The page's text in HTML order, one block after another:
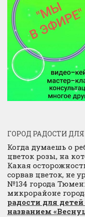
ГОРОД РАДОСТИ
Когда думаешь о
цветок розы, на
Какая
сорвав цветок, не
№134 города
микрорайоне
радости для
названием